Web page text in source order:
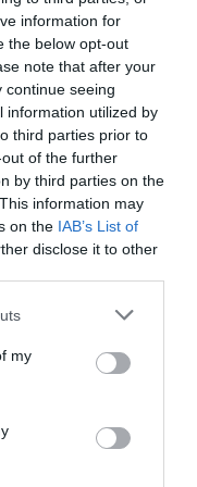
information for
the below opt-out
note that after your
continue seeing
information utilized by
third parties prior to
of the further
by third parties on the
information may
on the IAB’s List of
disclose it to other
my
un desafío
de la
el territorio
estas
e informaciones
García, cuyas
de billetes de
judiciales. La
las explicaciones
Mariano Moreno,
de furgones
de la propia cultura
las dudas